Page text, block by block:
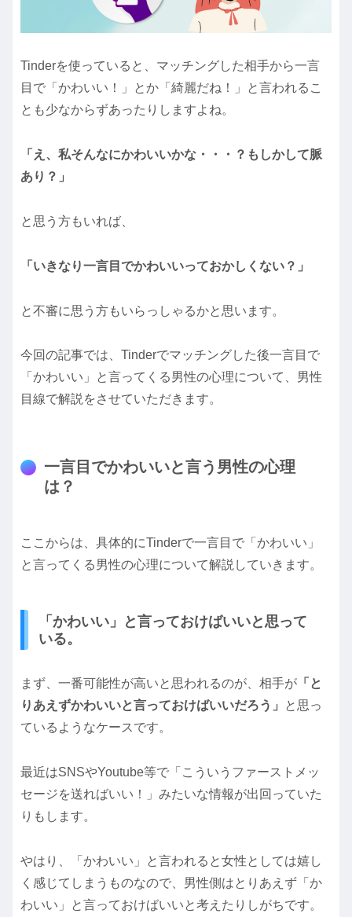
Tinderを使っていると、マッチングした相手から一言
目で「かわいい！」とか「綺麗だね！」と言われるこ
とも少なからずあったりしますよね。
「え、私そんなにかわいいかな・・・？もしかして脈
あり？」
と思う方もいれば、
「いきなり一言目でかわいいっておかしくない？」
と不審に思う方もいらっしゃるかと思います。
今回の記事では、Tinderでマッチングした後一言目で
「かわいい」と言ってくる男性の心理について、男性
目線で解説をさせていただきます。
一言目でかわいいと言う男性の心理
は？
ここからは、具体的にTinderで一言目で「かわいい」
と言ってくる男性の心理について解説していきます。
「かわいい」と言っておけばいいと思って
いる。
まず、一番可能性が高いと思われるのが、相手が 「と
りあえずかわいいと言っておけばいいだろう」
と思っ
ているようなケースです。
最近はSNSやYoutube等で「こういうファーストメッ
セージを送ればいい！」みたいな情報が出回っていた
りもします。
やはり、「かわいい」と言われると女性としては嬉し
く感じてしまうものなので、男性側はとりあえず「か
わいい」と言っておけばいいと考えたりしがちです。